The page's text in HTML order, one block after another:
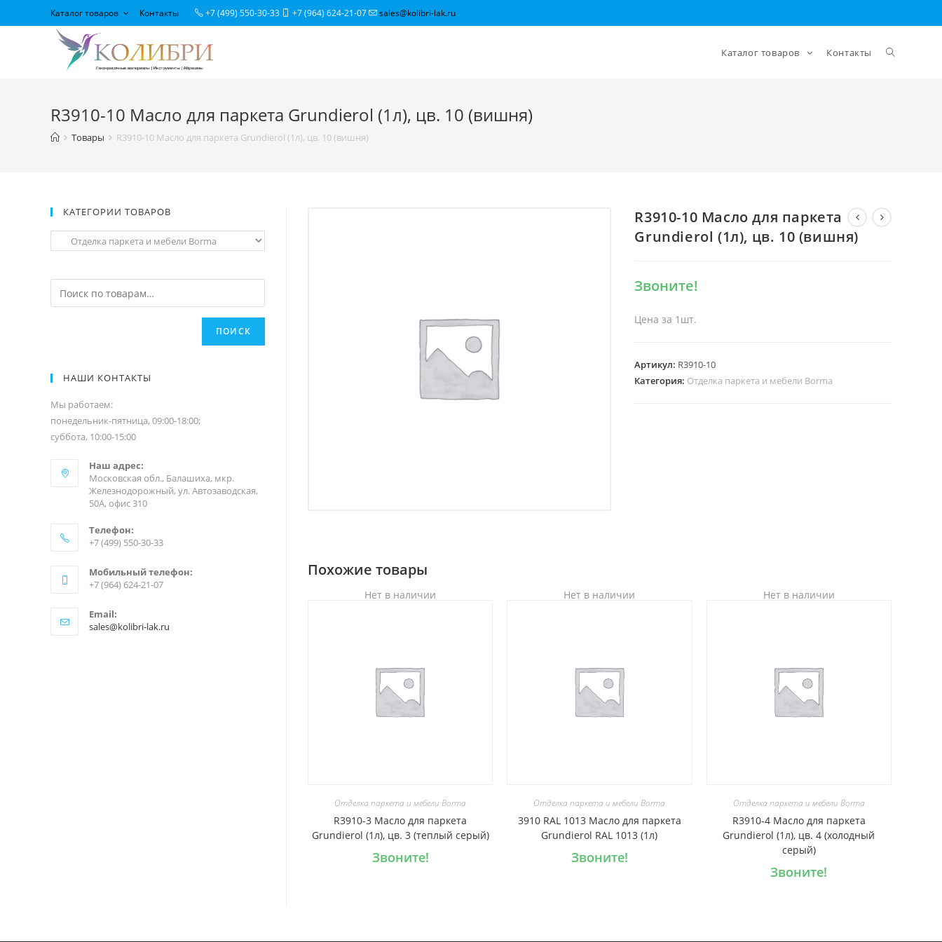
Каталог товаров Контакты +7 (499) 550-30-33 +7 (964) 624-21-07 sales@kolibri-lak.ru
Каталог товаров Контакты
R3910-10 Масло для паркета Grundierol (1л), цв. 10 (вишня)
Товары R3910-10 Масло для паркета Grundierol (1л), цв. 10 (вишня)
R3910-10 Масло для паркета
Grundierol (1л), цв. 10 (вишня)
Звоните!
Цена за 1шт.
Артикул: R3910-10
Категория: Отделка паркета и мебели Borma
Похожие товары
Нет в наличии
Отделка паркета и мебели Borma
R3910-3 Масло для паркета
Grundierol (1л), цв. 3 (теплый серый)
Звоните!
Нет в наличии
Отделка паркета и мебели Borma
3910 RAL 1013 Масло для паркета
Grundierol RAL 1013 (1л)
Звоните!
Нет в наличии
Отделка паркета и мебели Borma
R3910-4 Масло для паркета
Grundierol (1л), цв. 4 (холодный
серый)
Звоните!
КАТЕГОРИИ ТОВАРОВ
ПОИСК
НАШИ КОНТАКТЫ
Мы работаем:
понедельник-пятница, 09:00-18:00;
суббота, 10:00-15:00
Наш адрес:
Московская обл., Балашиха, мкр.
Железнодорожный, ул. Автозаводская,
50А, офис 310
Телефон:
+7 (499) 550-30-33
Мобильный телефон:
+7 (964) 624-21-07
Email:
sales@kolibri-lak.ru